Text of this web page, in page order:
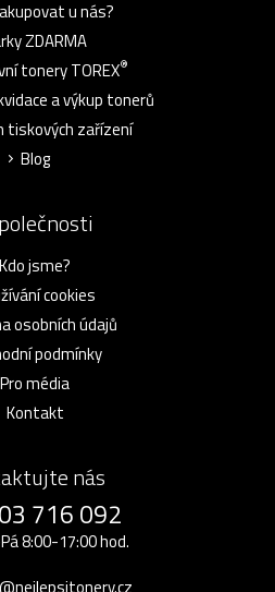
u nás?
ZDARMA
tonery TOREX®
a výkup tonerů
tiskových zařízení
Blog
Kdo jsme?
cookies
osobních údajů
podmínky
Pro média
Kontakt
nás
716 092
8:00-17:00 hod.